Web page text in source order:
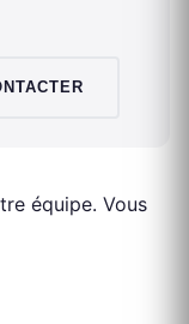
équipe. Vous